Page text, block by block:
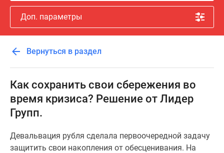
Новостройки
Подмосковья
Новостройки
Москвы
Готовые
новостройки
Новостройки
карте
предложения
Коммерческие
Доп. параметры
Вернуться в раздел
Как сохранить свои сбережения во
время кризиса? Решение от Лидер
Групп.
Девальвация рубля сделала первоочередной задачу
защитить свои накопления от обесценивания. На